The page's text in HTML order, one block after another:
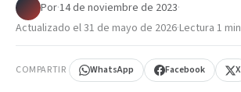
Por·14 de noviembre de 2023·
Actualizado el31 de mayo de 2026·Lectura 1 min
COMPARTIR WhatsApp Facebook X